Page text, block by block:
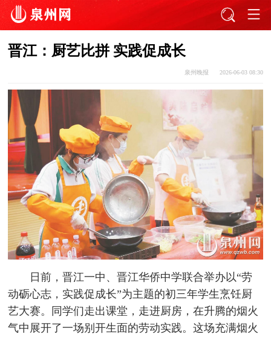
晋江：厨艺比拼 实践促成长
泉州晚报 2026-06-03 08:30
日前，晋江一中、晋江华侨中学联合举办以“劳
动砺心志，实践促成长”为主题的初三年学生烹饪厨
艺大赛。同学们走出课堂，走进厨房，在升腾的烟火
气中展开了一场别开生面的劳动实践。这场充满烟火